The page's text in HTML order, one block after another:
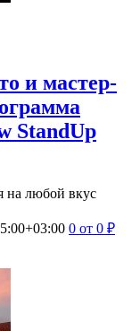
и мастер-
StandUp
на любой вкус
0 от 0 ₽